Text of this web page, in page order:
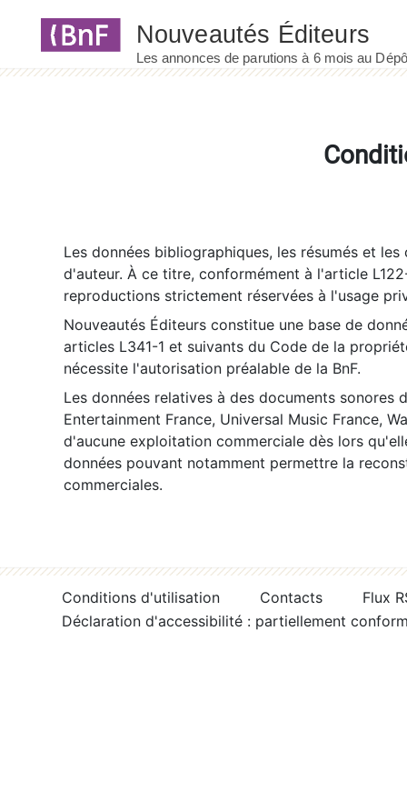
Les données bibliographiques, les résumés et
d'auteur. À ce titre, conformément à l'article
reproductions strictement réservées à l'usage
Nouveautés Éditeurs constitue une base de
articles L341-1 et suivants du Code de la
nécessite l'autorisation préalable de la BnF.
Les données relatives à des documents sonores
Entertainment France, Universal Music France,
d'aucune exploitation commerciale dès lors
données pouvant notamment permettre la
commerciales.
Conditions d'utilisation Contacts
Flux
Déclaration d'accessibilité : partiellement